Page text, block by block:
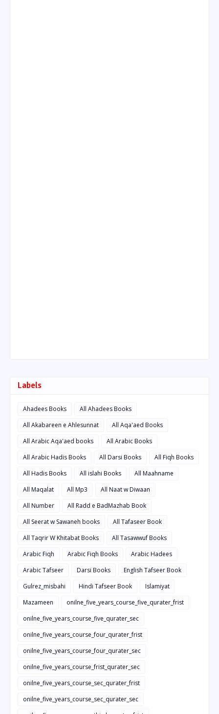
Labels
Ahadees Books
All Ahadees Books
All Akabareen e Ahlesunnat
All Aqa'aed Books
All Arabic Aqa'aed books
All Arabic Books
All Arabic Hadis Books
All Darsi Books
All Fiqh Books
All Hadis Books
All islahi Books
All Maahname
All Maqalat
All Mp3
All Naat w Diwaan
All Number
All Radd e BadMazhab Book
All Seerat w Sawaneh books
All Tafaseer Book
All Taqrir W Khitabat Books
All Tasawwuf Books
Arabic Fiqh
Arabic Fiqh Books
Arabic Hadees
Arabic Tafseer
Darsi Books
English Tafseer Book
Gulrez_misbahi
Hindi Tafseer Book
Islamiyat
Mazameen
onilne_five_years_course_five_qurater_frist
onilne_five_years_course_five_qurater_sec
onilne_five_years_course_four_qurater_frist
onilne_five_years_course_four_qurater_sec
onilne_five_years_course_frist_qurater_sec
onilne_five_years_course_sec_qurater_frist
onilne_five_years_course_sec_qurater_sec